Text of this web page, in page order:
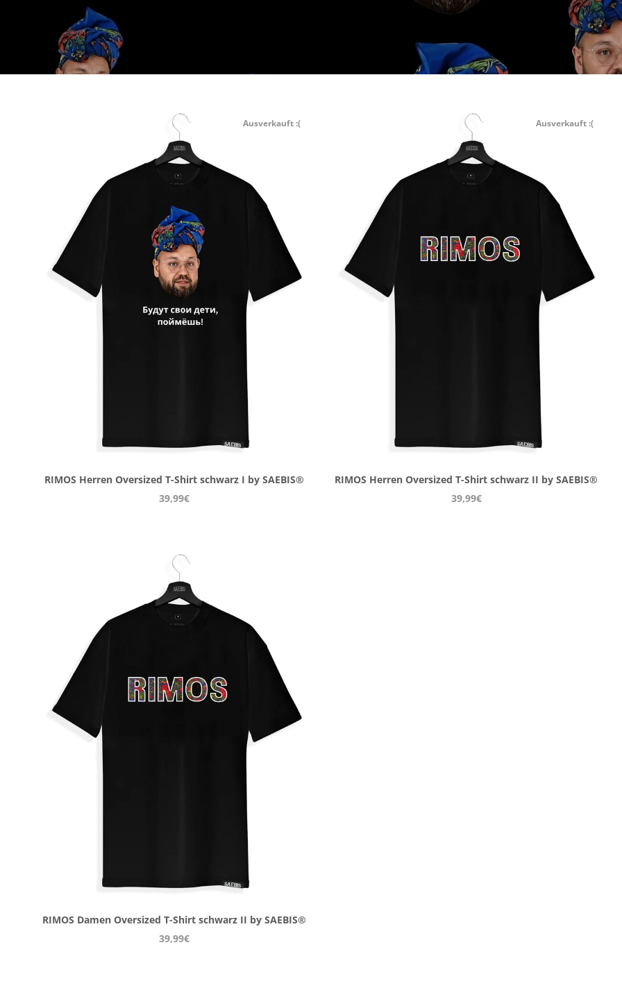
Ausverkauft :(
RIMOS Herren Oversized T-Shirt schwarz I by SAEBIS®
39,99€
Ausverkauft :(
RIMOS Herren Oversized T-Shirt schwarz II by SAEBIS®
39,99€
RIMOS Damen Oversized T-Shirt schwarz II by SAEBIS®
39,99€